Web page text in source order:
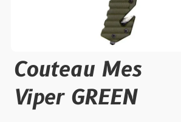
Couteau Mes
Viper GREEN